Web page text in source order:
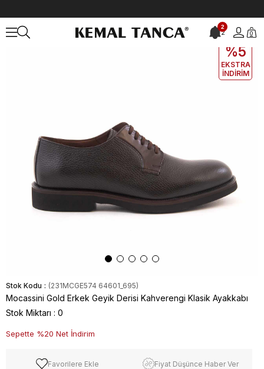
2
2 0
EKLE5
%5
EKSTRA
İNDİRİM
Stok Kodu (231MCGE574 64601_695)
Mocassini Gold Erkek Geyik Derisi Kahverengi Klasik Ayakkabı
Stok Miktarı : 0
Sepette %20 Net İndirim
Favorilere Ekle Fiyat Düşünce Haber Ver